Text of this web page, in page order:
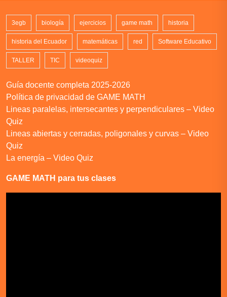
3egb biología ejercicios game math historia
historia del Ecuador matemáticas red Software Educativo
TALLER TIC videoquiz
Guía docente completa 2025-2026
Política de privacidad de GAME MATH
Lineas paralelas, intersecantes y perpendiculares – Video
Quiz
Lineas abiertas y cerradas, poligonales y curvas – Video
Quiz
La energía – Video Quiz
GAME MATH para tus clases